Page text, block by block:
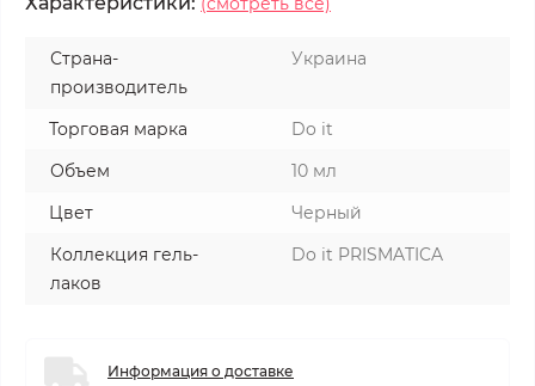
Страна-
производитель
Украина
Торговая марка
Do it
Объем
10 мл
Цвет
Черный
Коллекция гель-
лаков
Do it PRISMATICA
Информация о доставке